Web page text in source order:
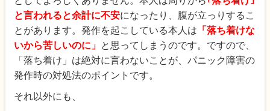
と言われると余計に不安になったり、腹が立っりするこ
とがあります。発作を起こしている本人は 「落ち着けな
いから苦しいのに」 と思ってしまうのです。ですので、
「落ち着け」は絶対に言わないことが、パニック障害の
発作時の対処法のポイントです。
それ以外にも、